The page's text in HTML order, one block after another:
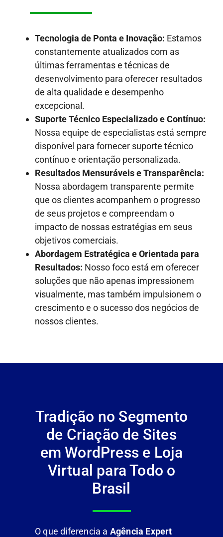
Tecnologia de Ponta e Inovação: Estamos
constantemente atualizados com as
últimas ferramentas e técnicas de
desenvolvimento para oferecer resultados
de alta qualidade e desempenho
excepcional.
Suporte Técnico Especializado e Contínuo:
Nossa equipe de especialistas está sempre
disponível para fornecer suporte técnico
contínuo e orientação personalizada.
Resultados Mensuráveis e Transparência:
Nossa abordagem transparente permite
que os clientes acompanhem o progresso
de seus projetos e compreendam o
impacto de nossas estratégias em seus
objetivos comerciais.
Abordagem Estratégica e Orientada para
Resultados: Nosso foco está em oferecer
soluções que não apenas impressionem
visualmente, mas também impulsionem o
crescimento e o sucesso dos negócios de
nossos clientes.
Tradição no Segmento
de Criação de Sites
em WordPress e Loja
Virtual para Todo o
Brasil
O que diferencia a Agência Expert